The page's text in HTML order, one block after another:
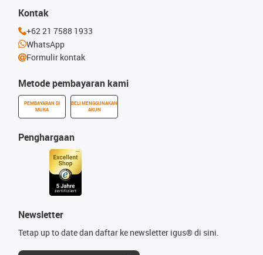
Metode pembayaran kami
PEMBAYARAN DI
MUKA
BELI MENGGUNAKAN
AKUN
Penghargaan
Newsletter
Tetap up to date dan daftar ke newsletter igus® di sini.
Kontak
+62 21 7588 1933
WhatsApp
Formulir kontak